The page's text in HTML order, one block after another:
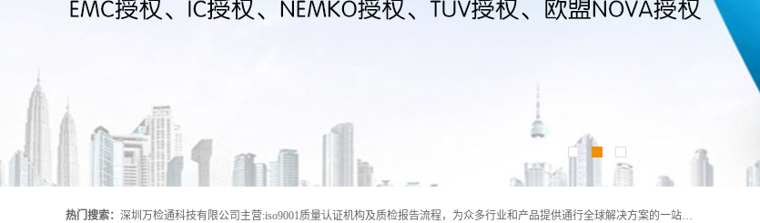
热门搜索： 深圳万检通科技有限公司主营:iso9001质量认证机构及质检报告流程，为众多行业和产品提供通行全球解决方案的一站式全领域公共检测、鉴定、验货、srrc认证,质量检测认证及CE认证公司，帮助企业应对全球各种技术贸易壁垒，提升企业竞争优势，满足其对品质的高标准要求。